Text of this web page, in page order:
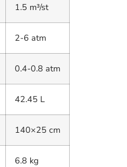
1.5 m³/st
2-6 atm
0.4-0.8 atm
42.45 L
140×25 cm
6.8 kg